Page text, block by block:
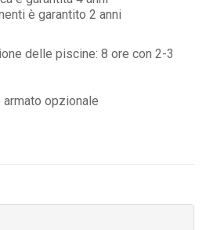
è garantito 2 anni
delle piscine: 8 ore con 2-3
opzionale